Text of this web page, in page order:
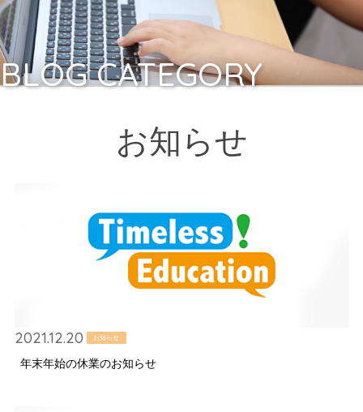
BLOG CATEGORY
お知らせ
2021.12.20 お知らせ
年末年始の休業のお知らせ